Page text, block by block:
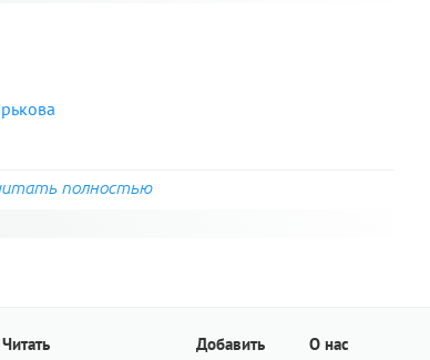
полностью
Читать Добавить О нас